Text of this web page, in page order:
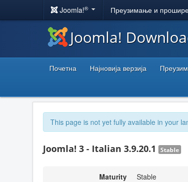
Joomla!® Преузимање и
Joomla!
Почетна Најновија верзија
This page is not yet fully available in your
Joomla! 3 - Italian 3.9.20.1 Stable
Maturity
Stable